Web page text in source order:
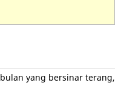
yang bersinar terang,